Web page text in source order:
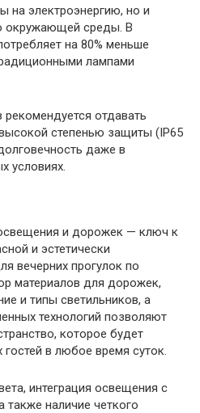
на электроэнергию, но и
окружающей среды. В
на 80% меньше
лампами
отдавать
степенью защиты (IP65
даже в
условиях.
и дорожек — ключ к
и эстетически
вечерних прогулок по
материалов для дорожек,
и типы светильников, а
технологий позволяют
которое будет
в любое время суток.
интеграция освещения с
наличие четкого